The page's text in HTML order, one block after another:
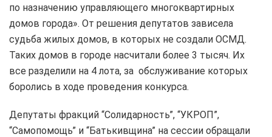
по назначению управляющего многоквартирных
домов города». От решения депутатов зависела
судьба жилых домов, в которых не создали ОСМД.
Таких домов в городе насчитали более 3 тысяч. Их
все разделили на 4 лота, за обслуживание которых
боролись в ходе проведения конкурса.
Депутаты фракций “Солидарность”, “УКРОП”,
“Самопомощь” и “Батькивщина” на сессии обращали